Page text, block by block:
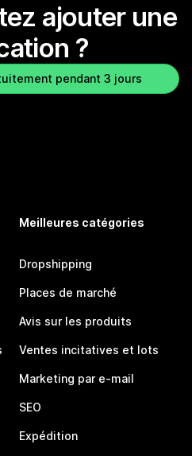
ajouter une
?
pendant 3 jours
Meilleures catégories
Dropshipping
Places de marché
Avis sur les produits
Ventes incitatives et lots
Marketing par e-mail
SEO
Expédition